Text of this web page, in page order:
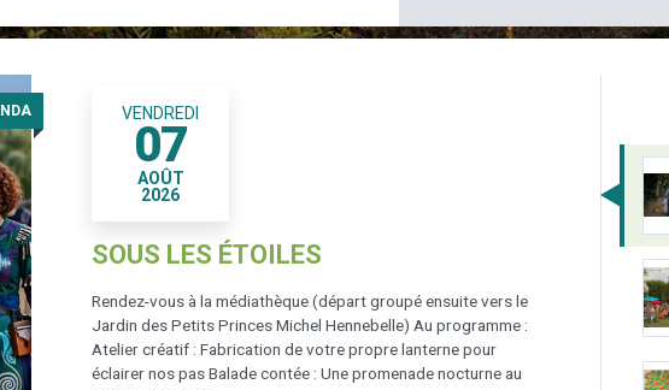
AGENDA SAMEDI
04
JUIL
2026
LES GUINGUETTES DE L’ÉTÉ 2026
En 2026, la municipalité renouvelle la guinguette des petits
princes de 18h à 22h (ouverture du jardin à 17h30) Au
programme : DJ, bar, food truck, pizza, plateaux apéro,
tapenades, aire de jeux pour les enfants, terrain de pétanque